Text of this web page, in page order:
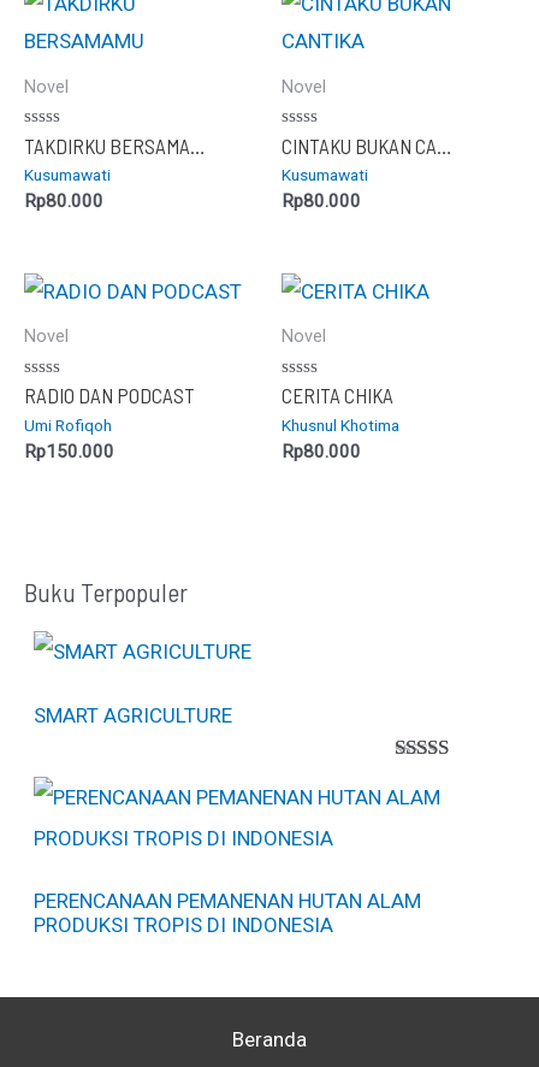
Novel
Dinilai
0
dari
5
Kusumawati
Rp80.000
Novel
Dinilai
0
dari
5
Kusumawati
Rp80.000
Novel
Dinilai
0
dari
5
RADIO DAN PODCAST
Umi Rofiqoh
Rp150.000
Novel
Dinilai
0
dari
5
CERITA CHIKA
Khusnul Khotima
Rp80.000
Buku Terpopuler
SMART AGRICULTURE
5.00dari 5
PERENCANAAN PEMANENAN HUTAN ALAM
PRODUKSI TROPIS DI INDONESIA
Beranda